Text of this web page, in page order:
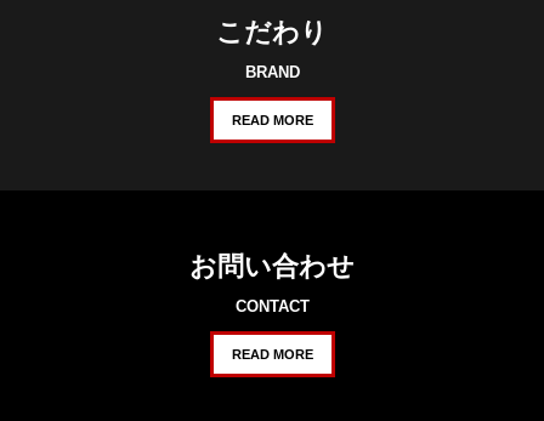
こだわり
BRAND
READ MORE
お問い合わせ
CONTACT
READ MORE